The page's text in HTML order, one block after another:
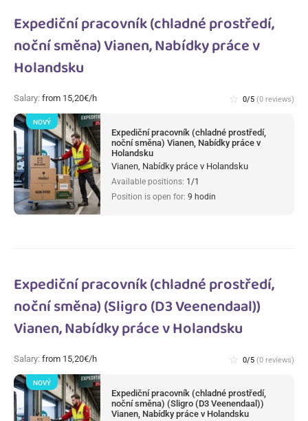
Expediční pracovník (chladné prostředí,
noční směna) Vianen, Nabídky práce v
Holandsku
Salary: from 15,20€/h star_border 0/5 (0 reviews)
Expediční pracovník (chladné prostředí,
noční směna) Vianen, Nabídky práce v
Holandsku
Vianen, Nabídky práce v Holandsku
Available positions: 1/1
Position is open for: 9 hodin
NOVÝ
Expediční pracovník (chladné prostředí,
noční směna) (Sligro (D3 Veenendaal))
Vianen, Nabídky práce v Holandsku
Salary: from 15,20€/h star_border 0/5 (0 reviews)
Expediční pracovník (chladné prostředí,
noční směna) (Sligro (D3 Veenendaal))
Vianen, Nabídky práce v Holandsku
NOVÝ